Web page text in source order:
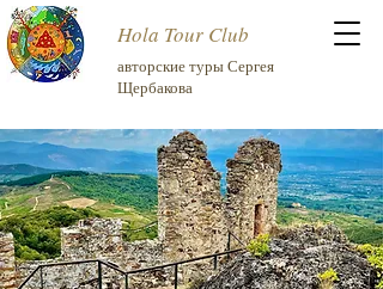
Hola Tour Club
авторские туры Сергея
Щербакова